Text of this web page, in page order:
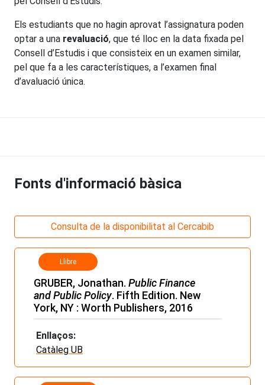
Els estudiants que no hagin aprovat l’assignatura poden
optar a una revaluació, que té lloc en la data fixada pel
Consell d’Estudis i que consisteix en un examen similar,
pel que fa a les característiques, a l’examen final
d’avaluació única.
Fonts d'informació bàsica
Consulta de la disponibilitat al Cercabib
Llibre
GRUBER, Jonathan. Public Finance
and Public Policy. Fifth Edition. New
York, NY : Worth Publishers, 2016
Enllaços:
Catàleg UB